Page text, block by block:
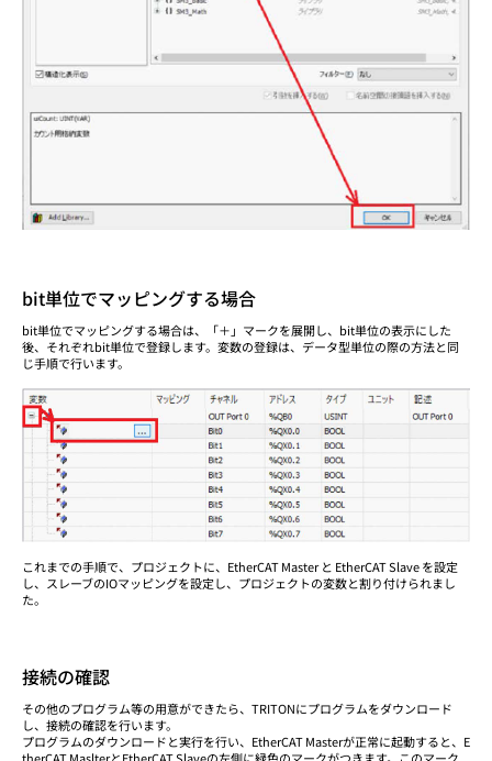
bit単位でマッピングする場合
bit単位でマッピングする場合は、「＋」マークを展開し、bit単位の表示にした
後、それぞれbit単位で登録します。変数の登録は、データ型単位の際の方法と同
じ手順で行います。
これまでの手順で、プロジェクトに、EtherCAT Master と EtherCAT Slave を設定
し、スレーブのIOマッピングを設定し、プロジェクトの変数と割り付けられまし
た。
接続の確認
その他のプログラム等の用意ができたら、TRITONにプログラムをダウンロード
し、接続の確認を行います。
プログラムのダウンロードと実行を行い、EtherCAT Masterが正常に起動すると、E
therCAT MaslterとEtherCAT Slaveの左側に緑色のマークがつきます。このマーク